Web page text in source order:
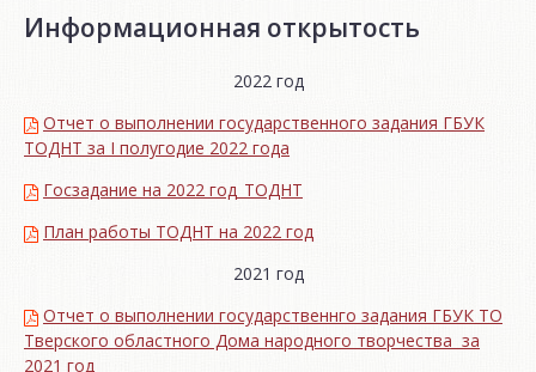
Информационная открытость
2022 год
Отчет о выполнении государственного задания ГБУК
ТОДНТ за I полугодие 2022 года
Госзадание на 2022 год_ТОДНТ
План работы ТОДНТ на 2022 год
2021 год
Отчет о выполнении государственнго задания ГБУК ТО
Тверского областного Дома народного творчества за
2021 год